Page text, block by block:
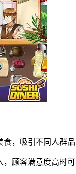
，吸引不同人群品
顾客满意度高时可